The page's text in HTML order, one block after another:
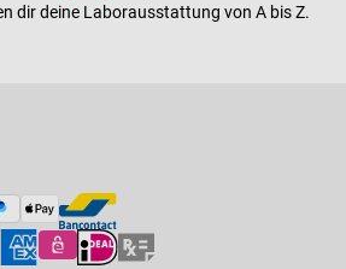
dir deine Laborausstattung von A bis Z.